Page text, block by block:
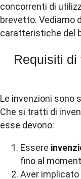
concorrenti di
brevetto. Vediamo
caratteristiche del
Requisiti
Le invenzioni sono
Che si tratti di
esse devono:
Essere
fino al
Aver implicato